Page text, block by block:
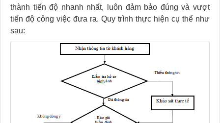
thành tiến độ nhanh nhất, luôn đảm bảo đúng và vượt
tiến độ công việc đưa ra. Quy trình thực hiện cụ thể như
sau: